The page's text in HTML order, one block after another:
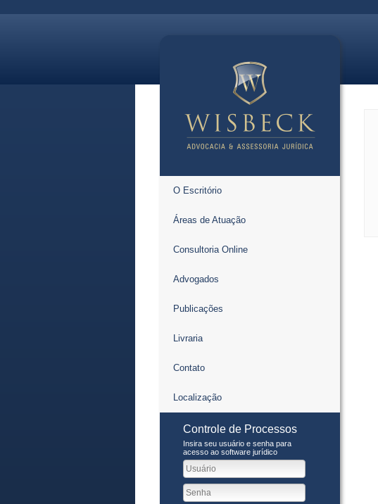
O Escritório
Áreas de Atuação
Consultoria Online
Advogados
Publicações
Livraria
Contato
Localização
Controle de Processos
Insira seu usuário e senha para
acesso ao software jurídico